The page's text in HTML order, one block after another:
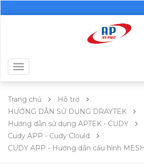
Toggle
navigation
Trang chủ
Hỗ trợ
HƯỚNG DẪN SỬ DỤNG DRAYTEK
Hướng dẫn sử dụng APTEK - CUDY
Cudy APP - Cudy Clould
CUDY APP - Hướng dẫn cấu hình